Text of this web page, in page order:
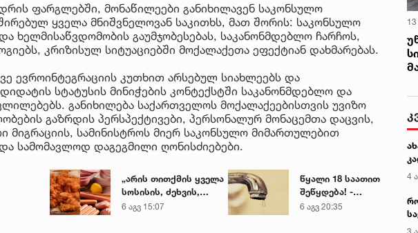
ფარგლებში, მონაწილეები განიხილავენ საკონსულო
ყველა მნიშვნელოვან საკითხს, მათ შორის: საკონსულო
ხელმისაწვდომობის გაუმჯობესებას, საკანონმდებლო ჩარჩოს,
კრიზისულ სიტუაციებში მოქალაქეთა ეფექტიან დახმარებას.
ევროინტეგრაციის კუთხით არსებულ სიახლეებს და
სტატუსის მინიჭების კონტექსტში საკანონმდებლო და
განიხილება საქართველოს მოქალაქეებისთვის უვიზო
გაზრდის პერსპექტივები, პერსონალურ მონაცემთა დაცვის,
სამინისტროს მიერ საკონსულო მიმართულებით
სამომავლოდ დაგეგმილი ღონისძიებები.
21
„არის თითქმის ყველა
სოსისის, ძეხვის,
ქათმის „ნაგეთსებსა“
6 აგვ 15:07
წყალი 18 საათით
შეწყდება! -
გადაამოწმეთ
6 აგვ 20:35
4